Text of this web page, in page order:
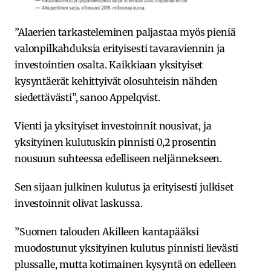
”Alaerien tarkasteleminen paljastaa myös pieniä
valonpilkahduksia erityisesti tavaraviennin ja
investointien osalta. Kaikkiaan yksityiset
kysyntäerät kehittyivät olosuhteisin nähden
siedettävästi”, sanoo Appelqvist.
Vienti ja yksityiset investoinnit nousivat, ja
yksityinen kulutuskin pinnisti 0,2 prosentin
nousuun suhteessa edelliseen neljännekseen.
Sen sijaan julkinen kulutus ja erityisesti julkiset
investoinnit olivat laskussa.
”Suomen talouden Akilleen kantapääksi
muodostunut yksityinen kulutus pinnisti lievästi
plussalle, mutta kotimainen kysyntä on edelleen